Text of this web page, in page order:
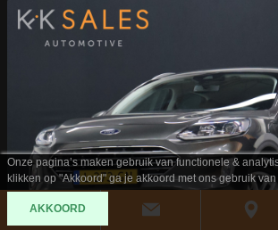
Onze pagina’s maken gebruik van functionele &
klikken op "Akkoord" ga je akkoord met ons gebruik
AKKOORD